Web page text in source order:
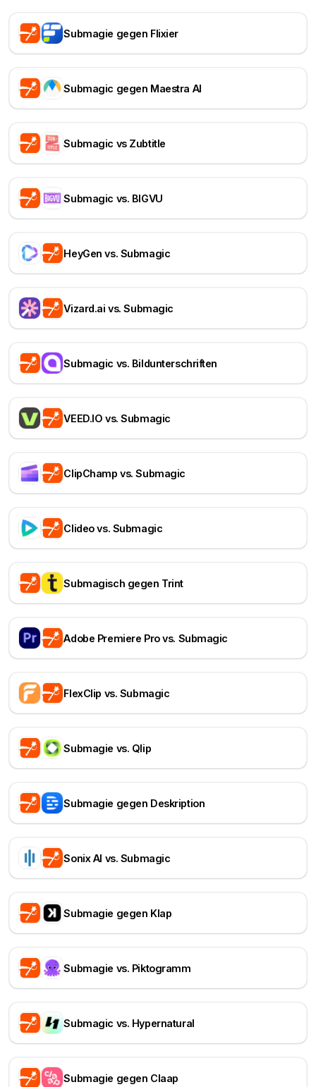
Submagie gegen Flixier
Submagic gegen Maestra AI
Submagic vs Zubtitle
Submagic vs. BIGVU
HeyGen vs. Submagic
Vizard.ai vs. Submagic
Submagic vs. Bildunterschriften
VEED.IO vs. Submagic
ClipChamp vs. Submagic
Clideo vs. Submagic
Submagisch gegen Trint
Adobe Premiere Pro vs. Submagic
FlexClip vs. Submagic
Submagie vs. Qlip
Submagie gegen Deskription
Sonix AI vs. Submagic
Submagie gegen Klap
Submagie vs. Piktogramm
Submagic vs. Hypernatural
Submagie gegen Claap